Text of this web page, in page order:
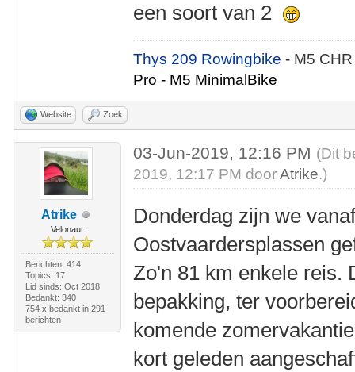
een soort van 2
Thys 209 Rowingbike- M5
Pro - M5 MinimalBike
Website Zoek
Atrike
Velonaut
Berichten: 414
Topics: 17
Lid sinds: Oct 2018
Bedankt: 340
754 x bedankt in 291
berichten
03-Jun-2019, 12:16 PM (Dit
2019, 12:17 PM doorAtrike.)
Donderdag zijn we
Oostvaardersplassen
Zo'n 81 km enkele reis.
bepakking, ter
komende
kort geleden